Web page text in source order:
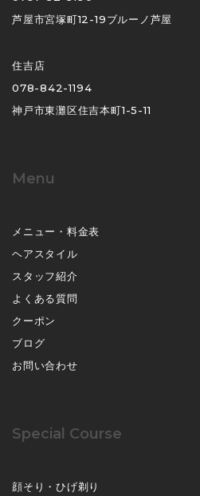
芦屋市宮塚町12-19ブルーノ芦屋
住吉店
078-842-1194
神戸市東灘区住吉本町1-5-11
Menu
メニュー・料金表
ヘアスタイル
スタッフ紹介
よくある質問
クーポン
ブログ
お問い合わせ
Special Course
顔そり・ひげ剃り